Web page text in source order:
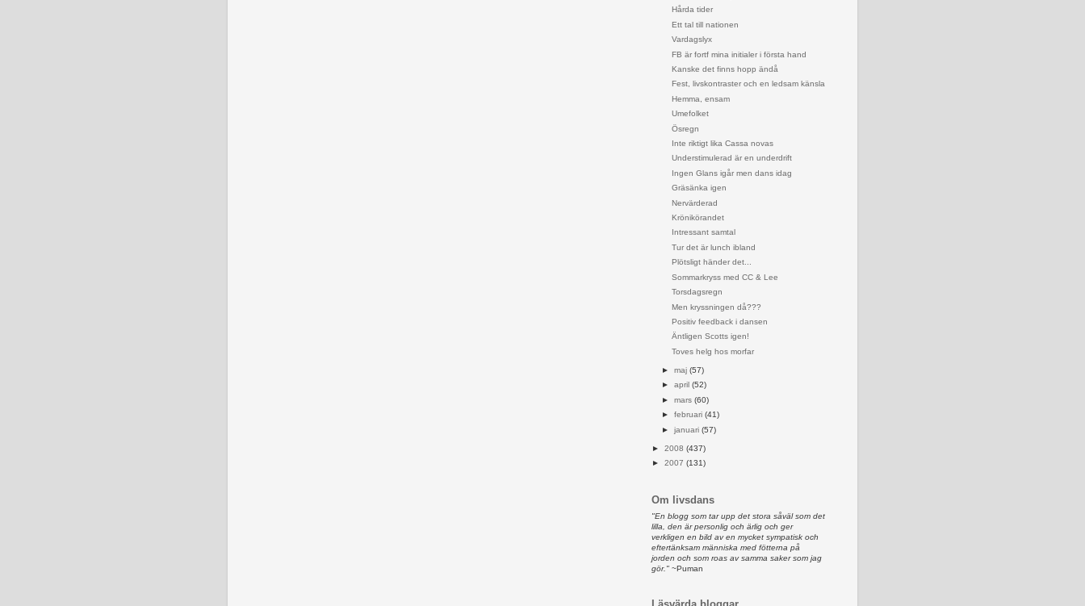
Hårda tider
Ett tal till nationen
Vardagslyx
FB är fortf mina initialer i första hand
Kanske det finns hopp ändå
Fest, livskontraster och en ledsam känsla
Hemma, ensam
Umefolket
Ösregn
Inte riktigt lika Cassa novas
Understimulerad är en underdrift
Ingen Glans igår men dans idag
Gräsänka igen
Nervärderad
Krönikörandet
Intressant samtal
Tur det är lunch ibland
Plötsligt händer det...
Sommarkryss med CC & Lee
Torsdagsregn
Men kryssningen då???
Positiv feedback i dansen
Äntligen Scotts igen!
Toves helg hos morfar
► maj (57)
► april (52)
► mars (60)
► februari (41)
► januari (57)
► 2008 (437)
► 2007 (131)
Om livsdans
"En blogg som tar upp det stora såväl som det
lilla, den är personlig och ärlig och ger
verkligen en bild av en mycket sympatisk och
eftertänksam människa med fötterna på
jorden och som roas av samma saker som jag
gör." ~Puman